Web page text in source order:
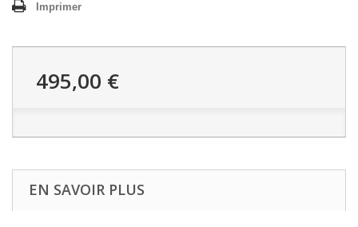
Imprimer
495,00 €
EN SAVOIR PLUS